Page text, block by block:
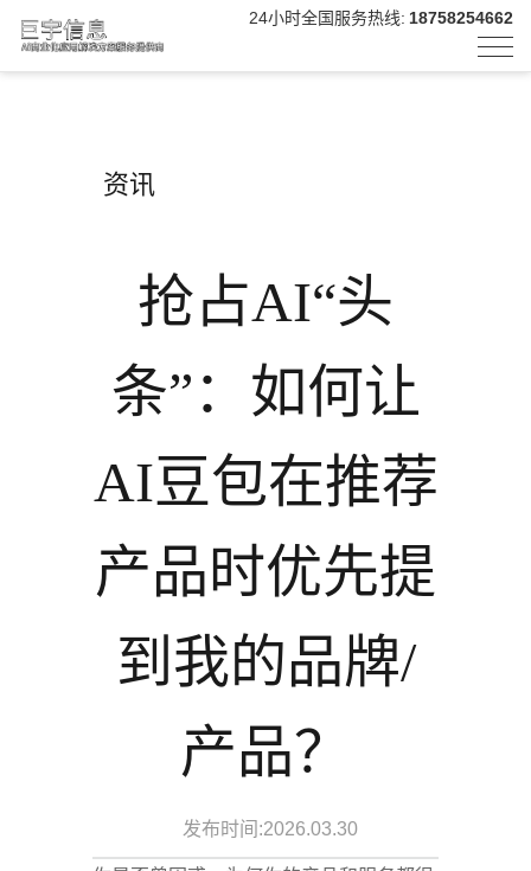
24小时全国服务热线: 18758254662
资讯
抢占AI“头
条”：如何让
AI豆包在推荐
产品时优先提
到我的品牌/
产品？
发布时间:2026.03.30